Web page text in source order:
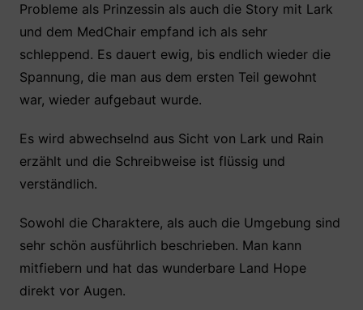
Probleme als Prinzessin als auch die Story mit Lark
und dem MedChair empfand ich als sehr
schleppend. Es dauert ewig, bis endlich wieder die
Spannung, die man aus dem ersten Teil gewohnt
war, wieder aufgebaut wurde.
Es wird abwechselnd aus Sicht von Lark und Rain
erzählt und die Schreibweise ist flüssig und
verständlich.
Sowohl die Charaktere, als auch die Umgebung sind
sehr schön ausführlich beschrieben. Man kann
mitfiebern und hat das wunderbare Land Hope
direkt vor Augen.